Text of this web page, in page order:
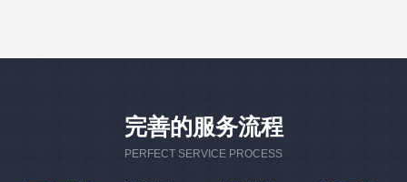
完善的服务流程
PERFECT SERVICE PROCESS